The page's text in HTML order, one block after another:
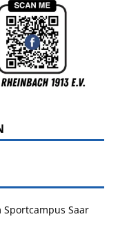
Sportcampus Saar